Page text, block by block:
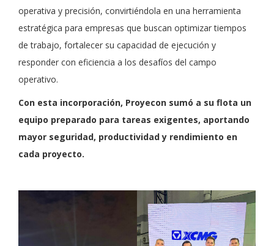
operativa y precisión, convirtiéndola en una herramienta
estratégica para empresas que buscan optimizar tiempos
de trabajo, fortalecer su capacidad de ejecución y
responder con eficiencia a los desafíos del campo
operativo.
Con esta incorporación, Proyecon sumó a su flota un
equipo preparado para tareas exigentes, aportando
mayor seguridad, productividad y rendimiento en
cada proyecto.